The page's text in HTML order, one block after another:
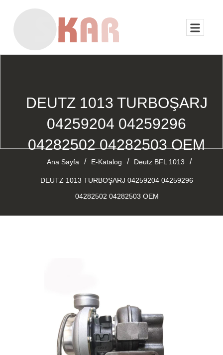
DEUTZ 1013 TURBOŞARJ
04259204 04259296
04282502 04282503 OEM
Ana Sayfa / E-Katalog / Deutz BFL 1013 /
DEUTZ 1013 TURBOŞARJ 04259204 04259296
04282502 04282503 OEM